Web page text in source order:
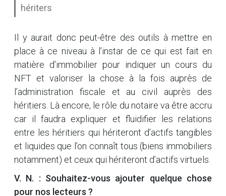
hériters
Il y aurait donc peut-être des outils à mettre en
place à ce niveau à l’instar de ce qui est fait en
matière d’immobilier pour indiquer un cours du
NFT et valoriser la chose à la fois auprès de
l’administration fiscale et au civil auprès des
héritiers. Là encore, le rôle du notaire va être accru
car il faudra expliquer et fluidifier les relations
entre les héritiers qui hériteront d’actifs tangibles
et liquides que l’on connaît tous (biens immobiliers
notamment) et ceux qui hériteront d’actifs virtuels.
V. N. : Souhaitez-vous ajouter quelque chose
pour nos lecteurs ?